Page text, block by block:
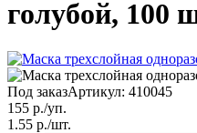
голубой, 100
Под заказАртикул: 410045
155 р./уп.
1.55 р./шт.